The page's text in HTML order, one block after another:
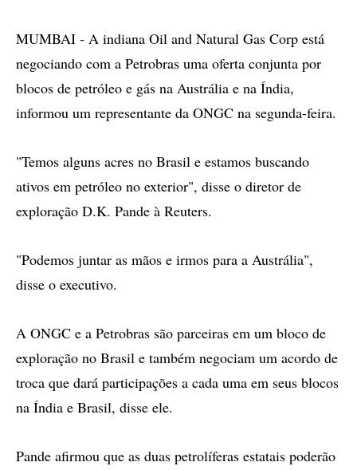
MUMBAI - A indiana Oil and Natural Gas Corp está
negociando com a Petrobras uma oferta conjunta por
blocos de petróleo e gás na Austrália e na Índia,
informou um representante da ONGC na segunda-feira.
"Temos alguns acres no Brasil e estamos buscando
ativos em petróleo no exterior", disse o diretor de
exploração D.K. Pande à Reuters.
"Podemos juntar as mãos e irmos para a Austrália",
disse o executivo.
A ONGC e a Petrobras são parceiras em um bloco de
exploração no Brasil e também negociam um acordo de
troca que dará participações a cada uma em seus blocos
na Índia e Brasil, disse ele.
Pande afirmou que as duas petrolíferas estatais poderão